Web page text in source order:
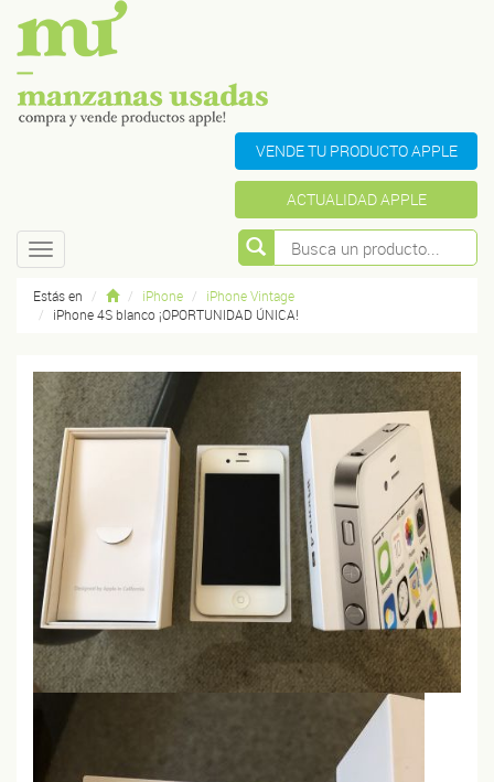
VENDE TU PRODUCTO APPLE
ACTUALIDAD APPLE
Toggle
navigation
Estás en iPhone
iPhone Vintage
iPhone 4S blanco ¡OPORTUNIDAD ÚNICA!